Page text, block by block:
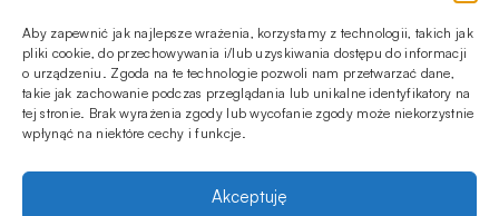
Aby zapewnić jak najlepsze wrażenia, korzystamy z technologii, takich jak
pliki cookie, do przechowywania i/lub uzyskiwania dostępu do informacji
o urządzeniu. Zgoda na te technologie pozwoli nam przetwarzać dane,
takie jak zachowanie podczas przeglądania lub unikalne identyfikatory na
tej stronie. Brak wyrażenia zgody lub wycofanie zgody może niekorzystnie
wpłynąć na niektóre cechy i funkcje.
Akceptuję
PRODUKTY
ShisheCybuchyTytonie Rozpalanie
INFORMACJE
prywatności